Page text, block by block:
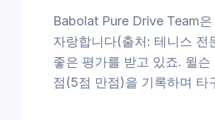
Babolat Pure Drive Team
자랑합니다(출처: 테니스 전
좋은 평가를 받고 있죠. 윌
점(5점 만점)을 기록하며 타